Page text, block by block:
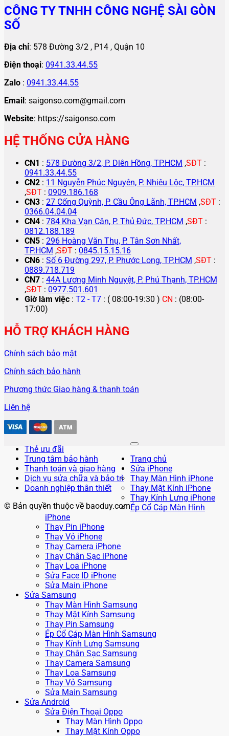
CÔNG TY TNHH CÔNG NGHỆ SÀI GÒN
SỐ
Địa chỉ: 578 Đường 3/2 , P14 , Quận 10
Điện thoại: 0941.33.44.55
Zalo : 0941.33.44.55
Email : saigonso.com@gmail.com
Website: https://saigonso.com
HỆ THỐNG CỬA HÀNG
CN1 : 578 Đường 3/2, P. Diên Hồng, TP.HCM ,SĐT :
0941.33.44.55
CN2 : 11 Nguyễn Phúc Nguyên, P. Nhiêu Lộc, TP.HCM
,SĐT : 0909.186.168
CN3 : 27 Cống Quỳnh, P. Cầu Ông Lãnh, TP.HCM ,SĐT :
0366.04.04.04
CN4 : 784 Kha Vạn Cân, P. Thủ Đức, TP.HCM ,SĐT :
0812.188.189
CN5 : 296 Hoàng Văn Thụ, P. Tân Sơn Nhất,
TP.HCM ,SĐT : 0845.15.15.16
CN6 : Số 6 Đường 297, P. Phước Long, TP.HCM ,SĐT :
0889.718.719
CN7 : 44A Lương Minh Nguyệt, P. Phú Thạnh, TP.HCM
,SĐT : 0977.501.601
Giờ làm việc : T2 - T7 : ( 08:00-19:30 ) CN : (08:00-
17:00)
HỖ TRỢ KHÁCH HÀNG
Chính sách bảo mật
Chính sách bảo hành
Phương thức Giao hàng & thanh toán
Liên hệ
Thẻ ưu đãi
Trung tâm bảo hành
Thanh toán và giao hàng
Dịch vụ sửa chữa và bảo trì
Doanh nghiệp thân thiết
© Bản quyền thuộc về baoduy.com
Trang chủ
Sửa iPhone
Thay Màn Hình iPhone
Thay Mặt Kính iPhone
Thay Kính Lưng iPhone
Ép Cổ Cáp Màn Hình
iPhone
Thay Pin iPhone
Thay Vỏ iPhone
Thay Camera iPhone
Thay Chân Sạc iPhone
Thay Loa iPhone
Sửa Face ID iPhone
Sửa Main iPhone
Sửa Samsung
Thay Màn Hình Samsung
Thay Mặt Kính Samsung
Thay Pin Samsung
Ép Cổ Cáp Màn Hình Samsung
Thay Kính Lưng Samsung
Thay Chân Sạc Samsung
Thay Camera Samsung
Thay Loa Samsung
Thay Vỏ Samsung
Sửa Main Samsung
Sửa Android
Sửa Điện Thoại Oppo
Thay Màn Hình Oppo
Thay Mặt Kính Oppo